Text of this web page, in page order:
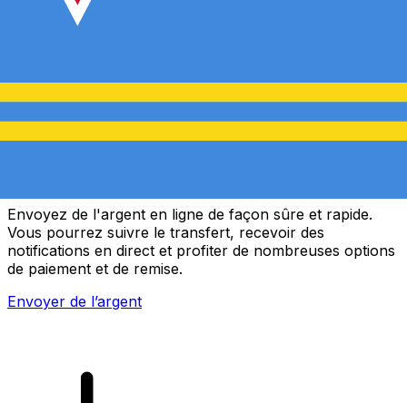
Envoyez de l'argent en ligne de façon sûre et rapide.
Vous pourrez suivre le transfert, recevoir des
notifications en direct et profiter de nombreuses options
de paiement et de remise.
Envoyer de l’argent